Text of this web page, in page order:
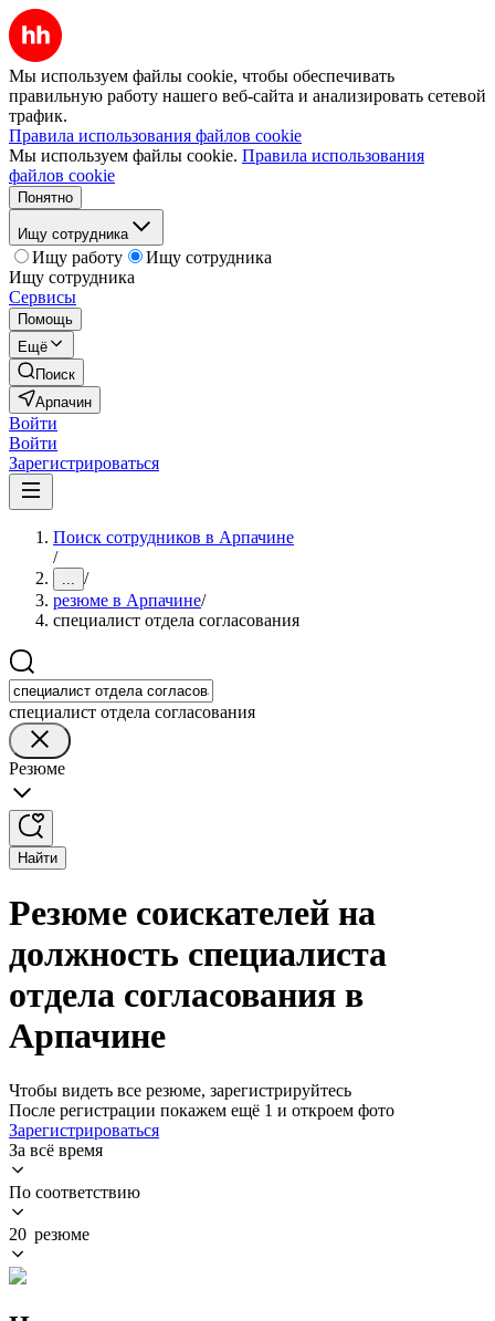
Мы используем файлы cookie, чтобы обеспечивать
правильную работу нашего веб-сайта и анализировать сетевой
трафик.
Правила использования файлов cookie
Мы используем файлы cookie. Правила использования
файлов cookie
Понятно
Ищу сотрудника
Ищу работу
Ищу сотрудника
Ищу сотрудника
Сервисы
Помощь
Ещё
Поиск
Арпачин
Войти
Войти
Зарегистрироваться
Поиск сотрудников в Арпачине
/
... /
резюме в Арпачине/
специалист отдела согласования
специалист отдела согласования
Резюме
Найти
Резюме соискателей на
должность специалиста
отдела согласования в
Арпачине
Чтобы видеть все резюме, зарегистрируйтесь
После регистрации покажем ещё 1 и откроем фото
Зарегистрироваться
За всё время
По соответствию
20 резюме